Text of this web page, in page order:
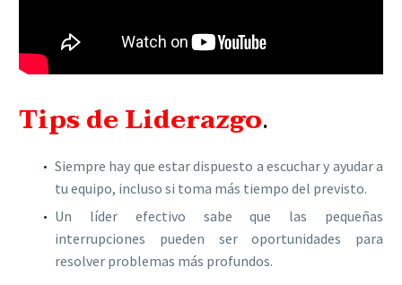
Tips de Liderazgo.
Siempre hay que estar dispuesto a escuchar y ayudar a
tu equipo, incluso si toma más tiempo del previsto.
Un líder efectivo sabe que las pequeñas
interrupciones pueden ser oportunidades para
resolver problemas más profundos.